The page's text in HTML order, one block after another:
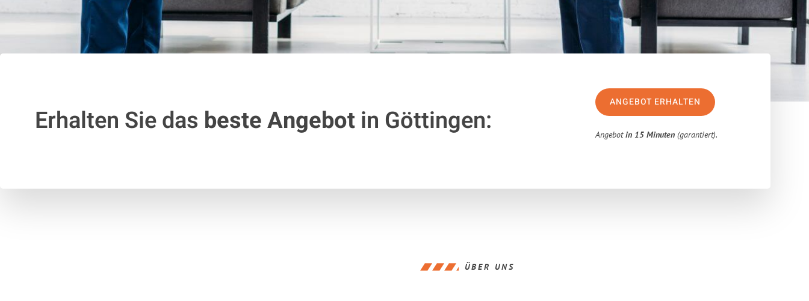
Erhalten Sie das beste Angebotin Göttingen:
ANGEBOT ERHALTEN
Angebotin 15 Minuten (garantiert).
ÜBER UNS